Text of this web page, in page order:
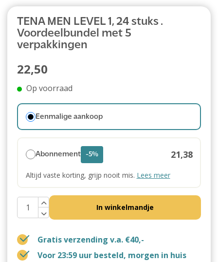
TENA MEN LEVEL 1, 24 stuks .
Voordeelbundel met 5
verpakkingen
22,50
Op voorraad
Eenmalige aankoop
Abonnement -5% 21,38
Altijd vaste korting, grijp nooit mis. Lees meer
In winkelmandje
Gratis verzending v.a. €40,-
Voor 23:59 uur besteld, morgen in huis